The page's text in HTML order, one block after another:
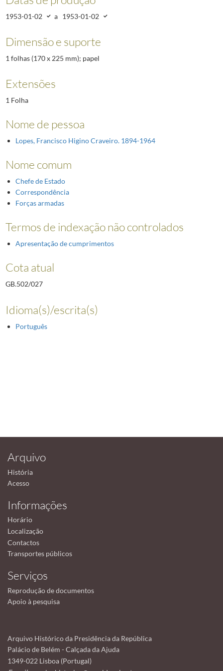
1953-01-02 a 1953-01-02
Dimensão e suporte
1 folhas (170 x 225 mm); papel
Extensões
1 Folha
Nome de pessoa
Lopes, Francisco Higino Craveiro. 1894-1964
Nome comum
Chefe de Estado
Correspondência
Forças armadas
Termos de indexação não controlados
Apresentação de cumprimentos
Cota atual
GB.502/027
Idioma(s)/escrita(s)
Português
Arquivo
História
Acesso
Informações
Horário
Localização
Contactos
Transportes públicos
Serviços
Reprodução de documentos
Apoio à pesquisa
Arquivo Histórico da Presidência da República
Palácio de Belém - Calçada da Ajuda
1349-022 Lisboa (Portugal)